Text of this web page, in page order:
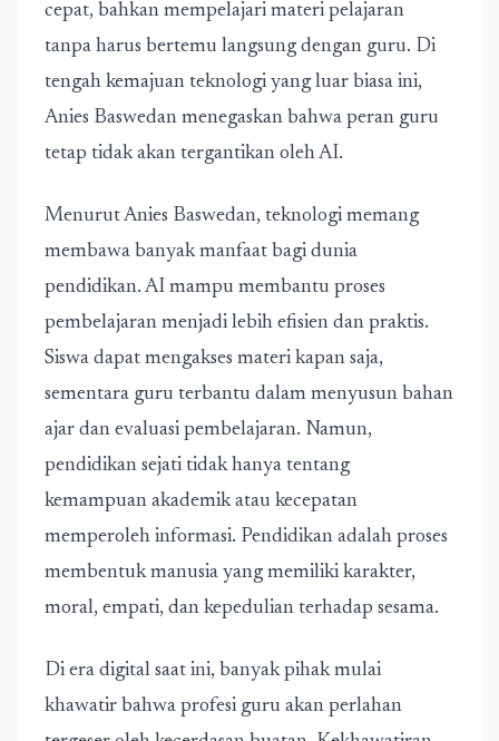
cepat, bahkan mempelajari materi pelajaran
tanpa harus bertemu langsung dengan guru. Di
tengah kemajuan teknologi yang luar biasa ini,
Anies Baswedan menegaskan bahwa peran guru
tetap tidak akan tergantikan oleh AI.
Menurut Anies Baswedan, teknologi memang
membawa banyak manfaat bagi dunia
pendidikan. AI mampu membantu proses
pembelajaran menjadi lebih efisien dan praktis.
Siswa dapat mengakses materi kapan saja,
sementara guru terbantu dalam menyusun bahan
ajar dan evaluasi pembelajaran. Namun,
pendidikan sejati tidak hanya tentang
kemampuan akademik atau kecepatan
memperoleh informasi. Pendidikan adalah proses
membentuk manusia yang memiliki karakter,
moral, empati, dan kepedulian terhadap sesama.
Di era digital saat ini, banyak pihak mulai
khawatir bahwa profesi guru akan perlahan